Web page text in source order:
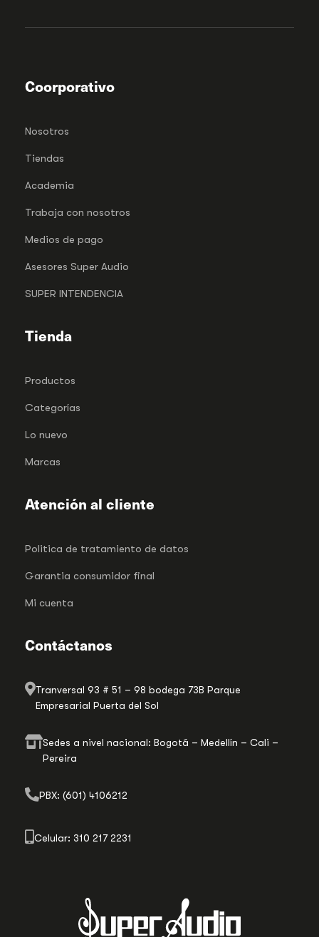
Coorporativo
Nosotros
Tiendas
Academia
Trabaja con nosotros
Medios de pago
Asesores Super Audio
SUPER INTENDENCIA
Tienda
Productos
Categorías
Lo nuevo
Marcas
Atención al cliente
Politica de tratamiento de datos
Garantia consumidor final
Mi cuenta
Contáctanos
Tranversal 93 # 51 – 98 bodega 73B Parque
Empresarial Puerta del Sol
Sedes a nivel nacional: Bogotá – Medellín – Cali –
Pereira
PBX: (601) 4106212
Celular: 310 217 2231